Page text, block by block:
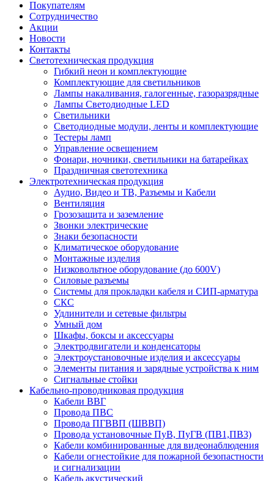
Покупателям
Сотрудничество
Акции
Новости
Контакты
Светотехническая продукция
Гибкий неон и комплектующие
Комплектующие для светильников
Лампы накаливания, галогенные, газоразрядные
Лампы Светодиодные LED
Светильники
Светодиодные модули, ленты и комплектующие
Тестеры ламп
Управление освещением
Фонари, ночники, светильники на батарейках
Праздничная светотехника
Электротехническая продукция
Аудио, Видео и ТВ, Разъемы и Кабели
Вентиляция
Грозозащита и заземление
Звонки электрические
Знаки безопасности
Климатическое оборудование
Монтажные изделия
Низковольтное оборудование (до 600V)
Силовые разъемы
Системы для прокладки кабеля и СИП-арматура
СКС
Удлинители и сетевые фильтры
Умный дом
Шкафы, боксы и аксессуары
Электродвигатели и конденсаторы
Электроустановочные изделия и аксессуары
Элементы питания и зарядные устройства к ним
Сигнальные стойки
Кабельно-проводниковая продукция
Кабели ВВГ
Провода ПВС
Провода ПГВВП (ШВВП)
Провода установочные ПуВ, ПуГВ (ПВ1,ПВ3)
Кабели комбинированные для видеонаблюдения
Кабели огнестойкие для пожарной безопастности
и сигнализации
Кабель акустический